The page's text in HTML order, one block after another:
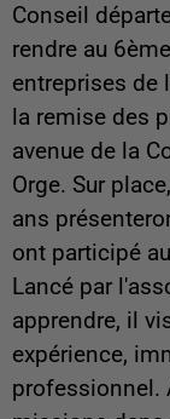
Conseil
rendre au
entreprises de
la remise des
avenue de la
Orge. Sur
ans
ont participé
Lancé par
apprendre, il
expérience,
professionnel.